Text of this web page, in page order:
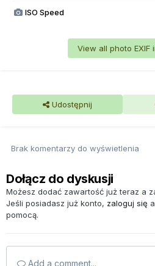
ISO Speed
View all photo EXIF
Udostępnij
Brak komentarzy do wyświetlenia
Dołącz do dyskusji
Możesz dodać zawartość już teraz a
Jeśli posiadasz już konto, zaloguj się
pomocą.
Add a comment...